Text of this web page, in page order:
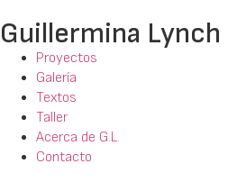
Guillermina Lynch
Proyectos
Galería
Textos
Taller
Acerca de G.L.
Contacto